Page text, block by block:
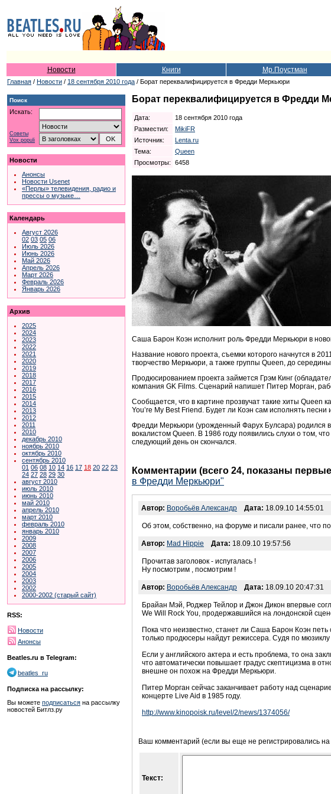
Новости Книги Мр.Поустман
Главная / Новости / 18 сентября 2010 года / Борат переквалифицируется в Фредди Меркьюри
Поиск
Искать:
Советы
Vox populi
Новости
Анонсы
Новости Usenet
«Перлы» телевидения, радио и
прессы о музыке…
Календарь
Август 2026
02 03 05 06
Июль 2026
Июнь 2026
Май 2026
Апрель 2026
Март 2026
Февраль 2026
Январь 2026
Архив
2025
2024
2023
2022
2021
2020
2019
2018
2017
2016
2015
2014
2013
2012
2011
2010
декабрь 2010
ноябрь 2010
октябрь 2010
сентябрь 2010
01 06 08 10 14 16 17 18 20 22 23
24 27 28 29 30
август 2010
июль 2010
июнь 2010
май 2010
апрель 2010
март 2010
февраль 2010
январь 2010
2009
2008
2007
2006
2005
2004
2003
2002
2000-2002 (старый сайт)
RSS:
Новости
Анонсы
Beatles.ru в Telegram:
beatles_ru
Подписка на рассылку:
Вы можете подписаться на рассылку
новостей Битлз.ру
Борат переквалифицируется в Фредди
Дата:
18 сентября 2010 года
Разместил:
MikiFR
Источник:
Lenta.ru
Тема:
Queen
Просмотры:
6458
Саша Барон Коэн исполнит роль Фредди Меркьюри в
Название нового проекта, съемки которого начнутся в
творчество Меркьюри, а также группы Queen, до
Продюсированием проекта займется Грэм Кинг
компания GK Films. Сценарий напишет Питер Морган,
Сообщается, что в картине прозвучат такие хиты Queen
You’re My Best Friend. Будет ли Коэн сам исполнять
Фредди Меркьюри (урожденный Фарух Булсара) родился в
вокалистом Queen. В 1986 году появились слухи о том,
следующий день он скончался.
Комментарии (всего 24, показаны
в Фредди Меркьюри"
Автор: Воробьёв Александр Дата: 18.09.10 14:55:01
Об этом, собственно, на форуме и писали ранее, что
Автор: Mad Hippie Дата: 18.09.10 19:57:56
Прочитав заголовок - испугалась !
Ну посмотрим , посмотрим !
Автор: Воробьёв Александр Дата: 18.09.10 20:47:31
Брайан Мэй, Роджер Тейлор и Джон Дикон впервые
We Will Rock You, продержавшийся на лондонской
Пока что неизвестно, станет ли Саша Барон Коэн
только продюсеры найдут режиссера. Судя по
Если у английского актера и есть проблема, то она
что автоматически повышает градус скептицизма в
внешне он похож на Фредди Меркьюри.
Питер Морган сейчас заканчивает работу над
концерте Live Aid в 1985 году.
http://www.kinopoisk.ru/level/2/news/1374056/
Ваш комментарий (если вы еще не регистрировались
Текст: